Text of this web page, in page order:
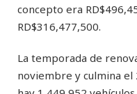
concepto era
RD$316,477,500.
La temporada de
noviembre y culmina el